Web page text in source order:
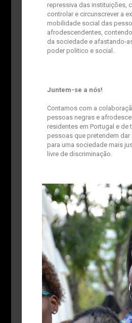
repressiva das instituições,
controlar e circunscrever a
mobilidade social das
afrodescendentes,
da sociedade e afastando-
poder politico e social.
​Juntem-se a nós!
Contamos com a
pessoas negras e
residentes em Portugal e de
pessoas que pretendem
para uma sociedade mais
livre de discriminação.